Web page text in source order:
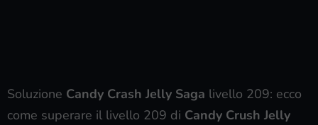
Soluzione Candy Crash Jelly Saga livello 209: ecco
come superare il livello 209 di Candy Crush Jelly